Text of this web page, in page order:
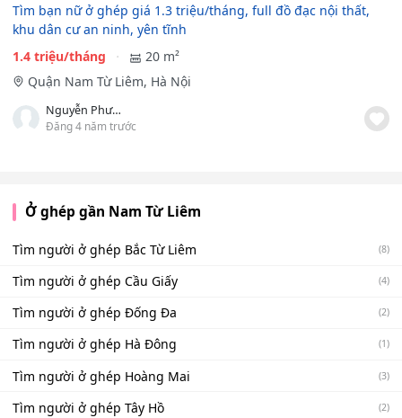
Tìm bạn nữ ở ghép giá 1.3 triệu/tháng, full đồ đạc nội thất,
khu dân cư an ninh, yên tĩnh
1.4 triệu/tháng
20 m²
Quận Nam Từ Liêm, Hà Nội
Nguyễn Phương Anh
Đăng 4 năm trước
Ở ghép gần Nam Từ Liêm
Tìm người ở ghép Bắc Từ Liêm (8)
Tìm người ở ghép Cầu Giấy (4)
Tìm người ở ghép Đống Đa (2)
Tìm người ở ghép Hà Đông (1)
Tìm người ở ghép Hoàng Mai (3)
Tìm người ở ghép Tây Hồ (2)